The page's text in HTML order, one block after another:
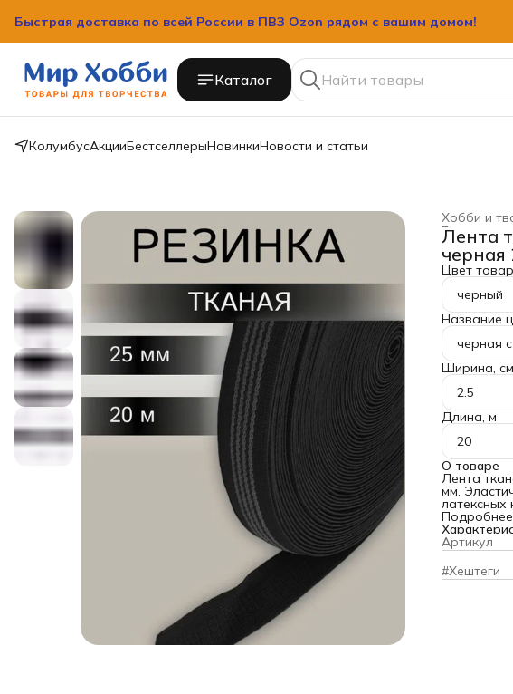
Быстрая доставка по всей России в ПВЗ Ozon рядом с вашим домом!
Каталог
КолумбусАкцииБестселлерыНовинкиНовости и статьи
Хобби и
Главная
Лента
Цвет
черный
Название
черная
Ширина, см
2.5
Длина, м
20
О товаре
Лента
мм.
латексных
изделие
она может
мягкий.
Подробнее
Артикул
#Хештеги